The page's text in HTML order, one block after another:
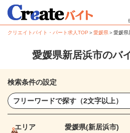
クリエイトバイト・パート求人TOP ＞愛媛県＞愛媛県
愛媛県新居浜市のバ
検索条件の設定
エリア 愛媛県(新居浜市)